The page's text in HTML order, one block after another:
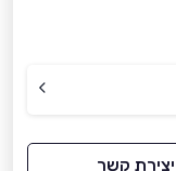
יצירת קשר